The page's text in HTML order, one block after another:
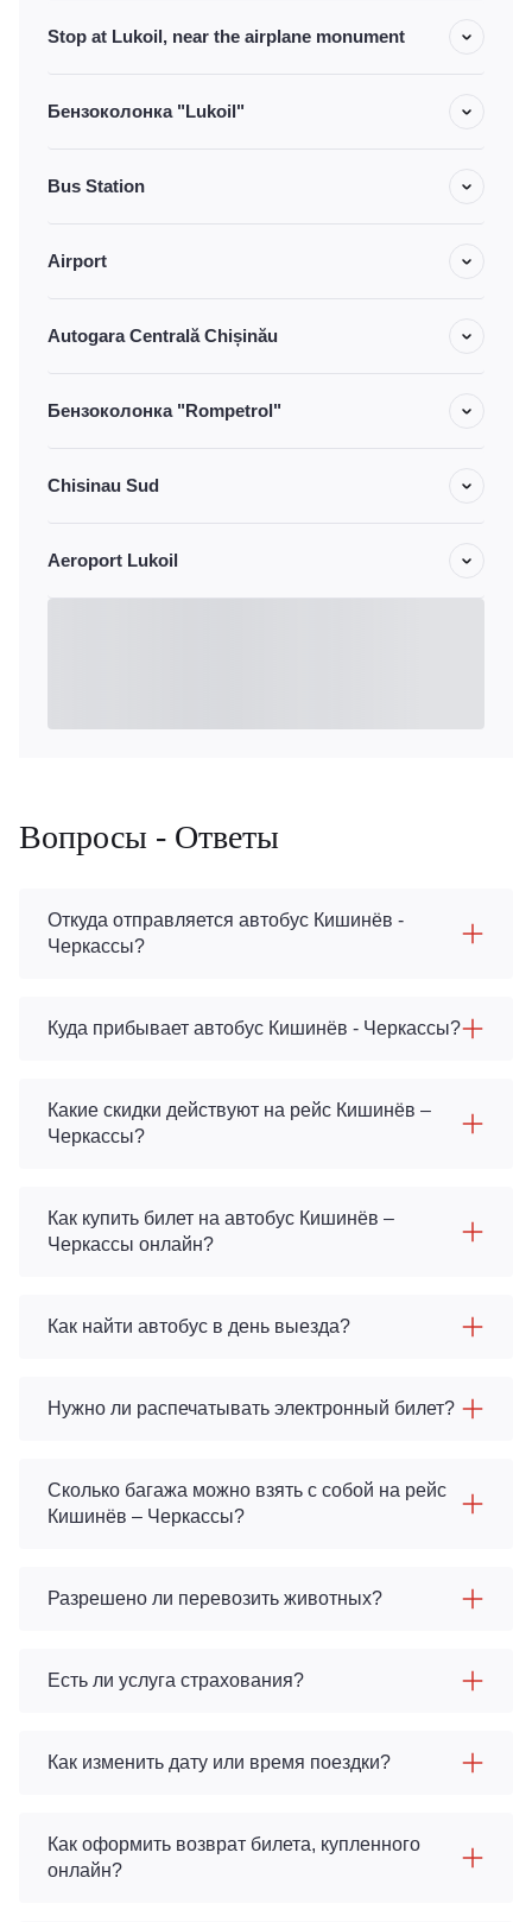
Stop at Lukoil, near the airplane monument
Бензоколонка "Lukoil"
Bus Station
Airport
Autogara Centrală Chișinău
Бензоколонка "Rompetrol"
Chisinau Sud
Aeroport Lukoil
Вопросы - Ответы
Откуда отправляется автобус Кишинёв -
Черкассы?
Куда прибывает автобус Кишинёв - Черкассы?
Какие скидки действуют на рейс Кишинёв –
Черкассы?
Как купить билет на автобус Кишинёв –
Черкассы онлайн?
Как найти автобус в день выезда?
Нужно ли распечатывать электронный билет?
Сколько багажа можно взять с собой на рейс
Кишинёв – Черкассы?
Разрешено ли перевозить животных?
Есть ли услуга страхования?
Как изменить дату или время поездки?
Как оформить возврат билета, купленного
онлайн?